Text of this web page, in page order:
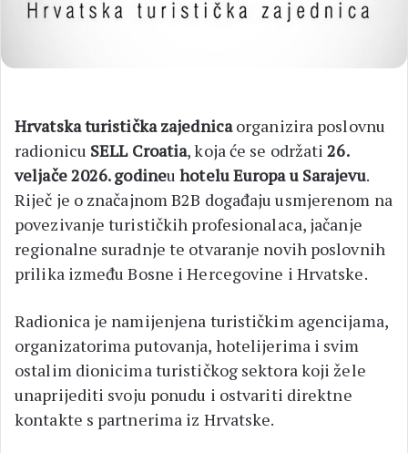
Hrvatska turistička zajednicaorganizira poslovnu
radionicu SELL Croatia, koja će se održati26.
veljače 2026. godineuhotelu Europa u Sarajevu.
Riječ je o značajnom B2B događaju usmjerenom na
povezivanje turističkih profesionalaca, jačanje
regionalne suradnje te otvaranje novih poslovnih
prilika između Bosne i Hercegovine i Hrvatske.
Radionica je namijenjena turističkim agencijama,
organizatorima putovanja, hotelijerima i svim
ostalim dionicima turističkog sektora koji žele
unaprijediti svoju ponudu i ostvariti direktne
kontakte s partnerima iz Hrvatske.